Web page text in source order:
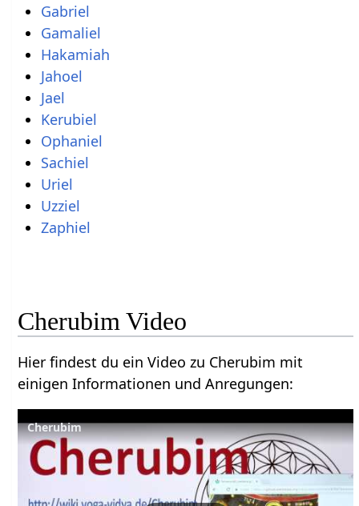
Gabriel
Gamaliel
Hakamiah
Jahoel
Jael
Kerubiel
Ophaniel
Sachiel
Uriel
Uzziel
Zaphiel
Cherubim Video
Hier findest du ein Video zu Cherubim mit
einigen Informationen und Anregungen:
Cherubim